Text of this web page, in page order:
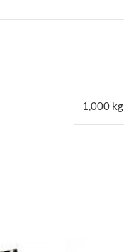
1,000 kg